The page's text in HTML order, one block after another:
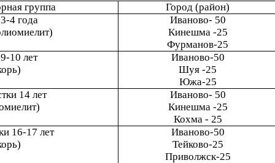
группа
Город (район)
4 года
Иваново- 50
Кинешма -25
Фурманов-25
10 лет
Иваново-50
Шуя -25
Южа-25
14 лет
Иваново- 50
Кинешма -25
Кохма - 25
16-17 лет
Иваново-50
Тейково-25
Приволжск-25